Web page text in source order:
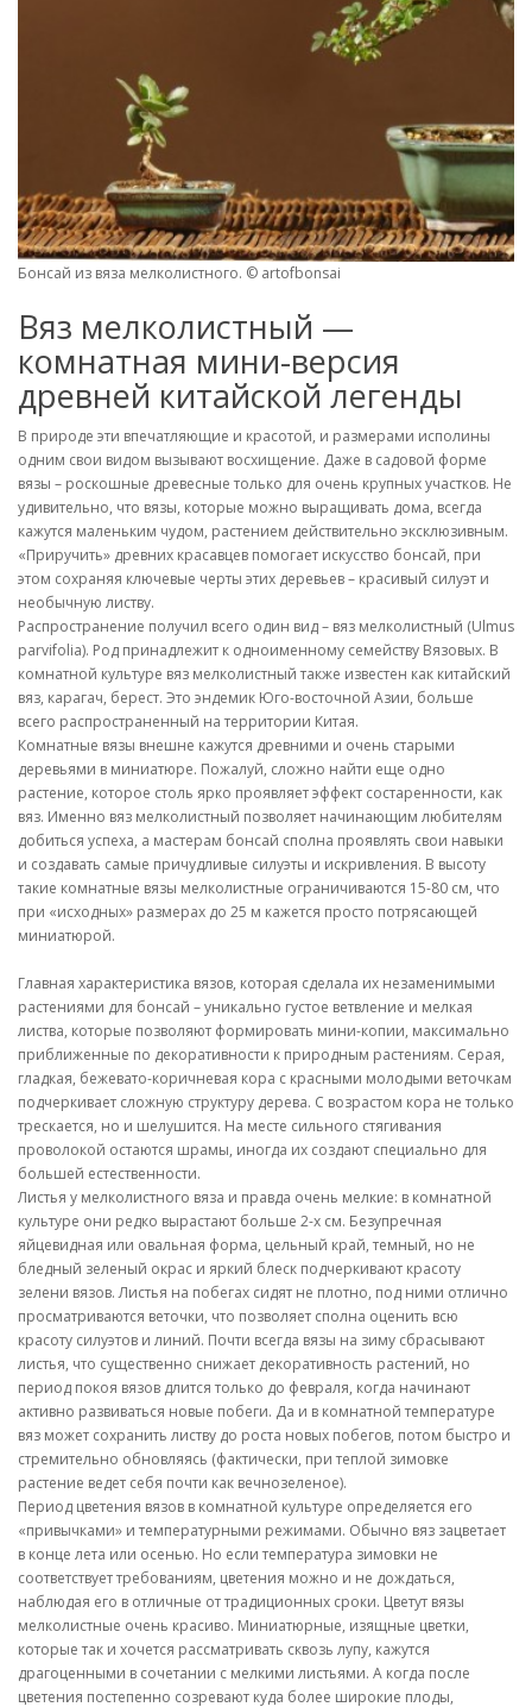
Бонсай из вяза мелколистного. © artofbonsai
Вяз мелколистный —
комнатная мини-версия
древней китайской легенды
В природе эти впечатляющие и красотой, и размерами исполины
одним свои видом вызывают восхищение. Даже в садовой форме
вязы – роскошные древесные только для очень крупных участков. Не
удивительно, что вязы, которые можно выращивать дома, всегда
кажутся маленьким чудом, растением действительно эксклюзивным.
«Приручить» древних красавцев помогает искусство бонсай, при
этом сохраняя ключевые черты этих деревьев – красивый силуэт и
необычную листву.
Распространение получил всего один вид – вяз мелколистный (Ulmus
parvifolia). Род принадлежит к одноименному семейству Вязовых. В
комнатной культуре вяз мелколистный также известен как китайский
вяз, карагач, берест. Это эндемик Юго-восточной Азии, больше
всего распространенный на территории Китая.
Комнатные вязы внешне кажутся древними и очень старыми
деревьями в миниатюре. Пожалуй, сложно найти еще одно
растение, которое столь ярко проявляет эффект состаренности, как
вяз. Именно вяз мелколистный позволяет начинающим любителям
добиться успеха, а мастерам бонсай сполна проявлять свои навыки
и создавать самые причудливые силуэты и искривления. В высоту
такие комнатные вязы мелколистные ограничиваются 15-80 см, что
при «исходных» размерах до 25 м кажется просто потрясающей
миниатюрой.
Главная характеристика вязов, которая сделала их незаменимыми
растениями для бонсай – уникально густое ветвление и мелкая
листва, которые позволяют формировать мини-копии, максимально
приближенные по декоративности к природным растениям. Серая,
гладкая, бежевато-коричневая кора с красными молодыми веточкам
подчеркивает сложную структуру дерева. С возрастом кора не только
трескается, но и шелушится. На месте сильного стягивания
проволокой остаются шрамы, иногда их создают специально для
большей естественности.
Листья у мелколистного вяза и правда очень мелкие: в комнатной
культуре они редко вырастают больше 2-х см. Безупречная
яйцевидная или овальная форма, цельный край, темный, но не
бледный зеленый окрас и яркий блеск подчеркивают красоту
зелени вязов. Листья на побегах сидят не плотно, под ними отлично
просматриваются веточки, что позволяет сполна оценить всю
красоту силуэтов и линий. Почти всегда вязы на зиму сбрасывают
листья, что существенно снижает декоративность растений, но
период покоя вязов длится только до февраля, когда начинают
активно развиваться новые побеги. Да и в комнатной температуре
вяз может сохранить листву до роста новых побегов, потом быстро и
стремительно обновляясь (фактически, при теплой зимовке
растение ведет себя почти как вечнозеленое).
Период цветения вязов в комнатной культуре определяется его
«привычками» и температурными режимами. Обычно вяз зацветает
в конце лета или осенью. Но если температура зимовки не
соответствует требованиям, цветения можно и не дождаться,
наблюдая его в отличные от традиционных сроки. Цветут вязы
мелколистные очень красиво. Миниатюрные, изящные цветки,
которые так и хочется рассматривать сквозь лупу, кажутся
драгоценными в сочетании с мелкими листьями. А когда после
цветения постепенно созревают куда более широкие плоды,